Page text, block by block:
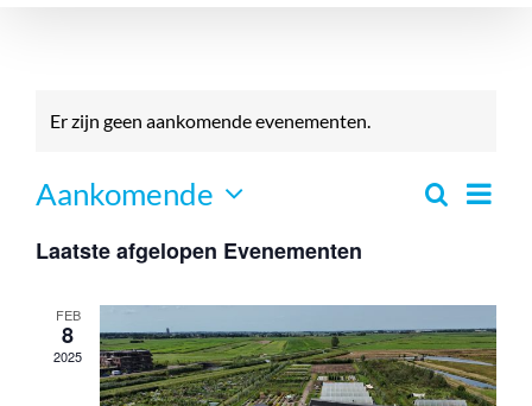
Er zijn geen aankomende evenementen.
Zoeken
Lijst
Aankomende
een
Laatste afgelopen Evenementen
FEB
8
2025